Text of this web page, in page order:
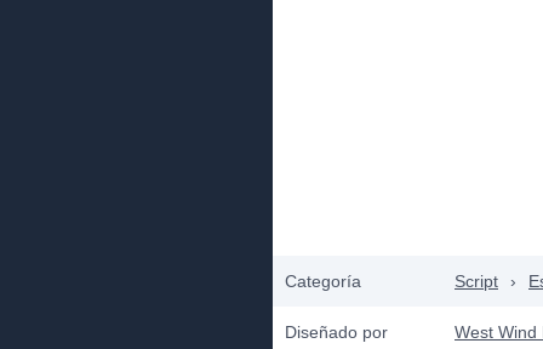
Categoría Script ›
Diseñado por West Wind